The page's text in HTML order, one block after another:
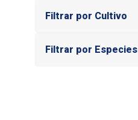
Filtrar por Cultivo
Filtrar por Especies